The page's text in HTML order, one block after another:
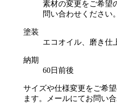
素材の変更をご希望
問い合わせください。
塗装
エコオイル、磨き仕
納期
60日前後
サイズや仕様変更をご希
ます。メールにてお問い合